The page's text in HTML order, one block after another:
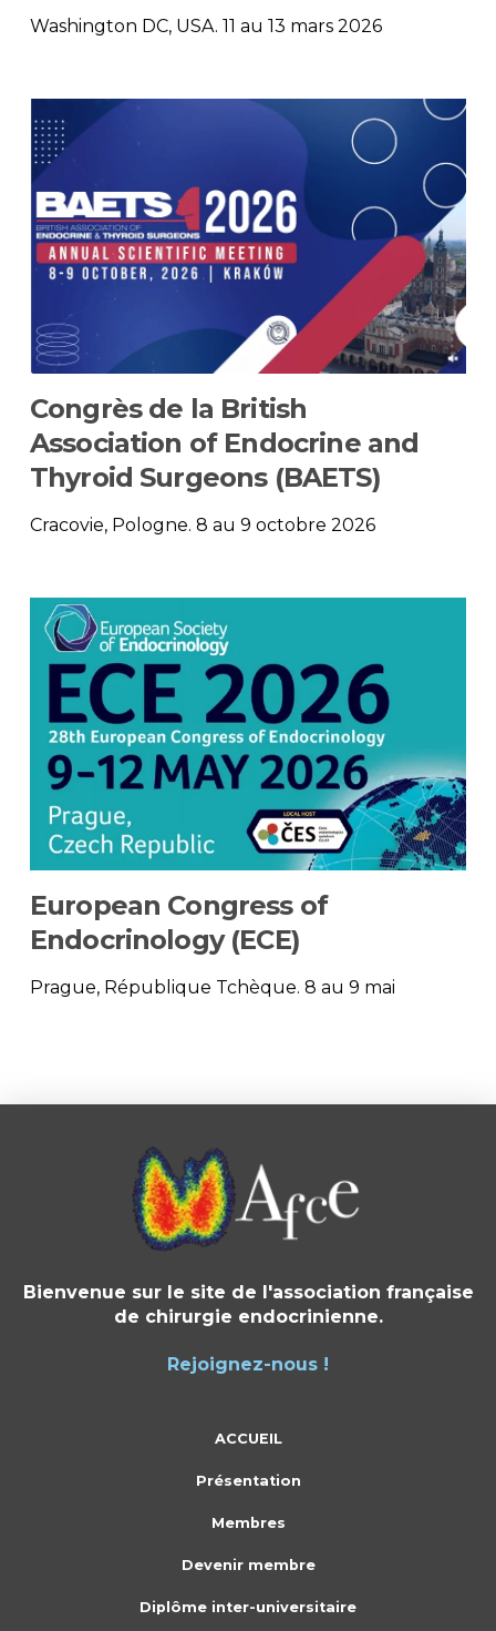
Washington DC, USA. 11 au 13 mars 2026
Congrès de la British
Association of Endocrine and
Thyroid Surgeons (BAETS)
Cracovie, Pologne. 8 au 9 octobre 2026
European Congress of
Endocrinology (ECE)
Prague, République Tchèque. 8 au 9 mai
Bienvenue sur le site de l'association française
de chirurgie endocrinienne.
Rejoignez-nous !
ACCUEIL
Présentation
Membres
Devenir membre
Diplôme inter-universitaire